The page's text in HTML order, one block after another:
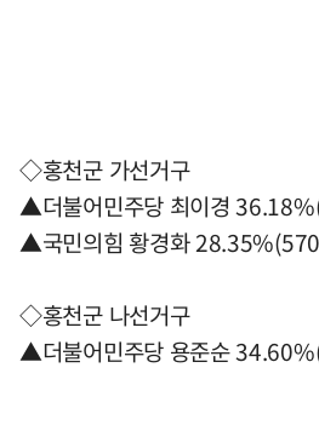
◇홍천군 가선거구
▲더불어민주당 최이경
▲국민의힘 황경화
◇홍천군 나선거구
▲더불어민주당 용준순